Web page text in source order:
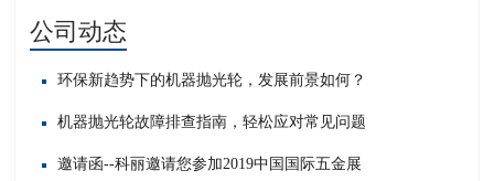
公司动态
环保新趋势下的机器抛光轮，发展前景如何？
机器抛光轮故障排查指南，轻松应对常见问题​
邀请函--科丽邀请您参加2019中国国际五金展